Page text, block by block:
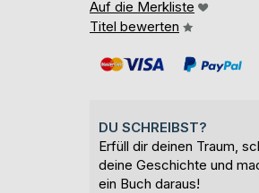
Auf die Merkliste
Titel bewerten
DU SCHREIBST?
Erfüll dir deinen Traum,
deine Geschichte und
ein Buch daraus!